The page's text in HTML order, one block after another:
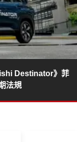
Destinator》菲
法規